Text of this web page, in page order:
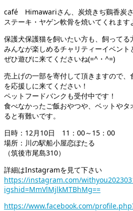
café Himawariさん、炭焼きぢ鷄香炭
ステーキ・ヤゲン軟骨を焼いてくれます
保護犬保護猫を飼いたい方も、飼ってる
みんなが楽しめるチャリティーイベント
ぜひ遊びに来てくださいね(=^・^=)
売上げの一部を寄付して頂きますので
を応援しに来てください！
ペットフードバンクも受付中です！
食べなかったご飯おやつや、ベットや
ると有難いです。
日時：12月10日 11：00～15：00
場所：川の駅船小屋恋ぼたる
（筑後市尾島310）
詳細はInstagramを見て下さい
https://instagram.com/
igshid=MmVlMjlkMTBhMg==
https://www.facebook.com/